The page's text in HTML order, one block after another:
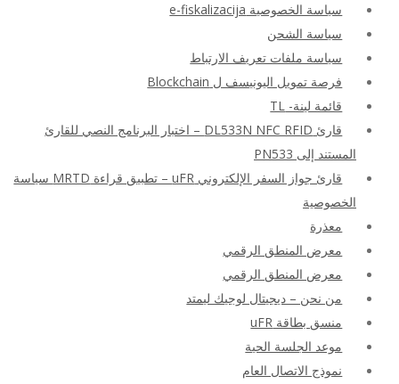
سياسة الخصوصية e-fiskalizacija
سياسة الشحن
سياسة ملفات تعريف الارتباط
فرصة تمويل اليونيسف ل Blockchain
قائمة لينة- TL
قارئ DL533N NFC RFID – اختبار البرنامج النصي للقارئ
المستند إلى PN533
قارئ جواز السفر الإلكتروني uFR – تطبيق قراءة MRTD سياسة
الخصوصية
معذرة
معرض المنطق الرقمي
معرض المنطق الرقمي
من نحن – ديجيتال لوجيك ليمتد
منسق بطاقة uFR
موعد الجلسة الحية
نموذج الاتصال العام